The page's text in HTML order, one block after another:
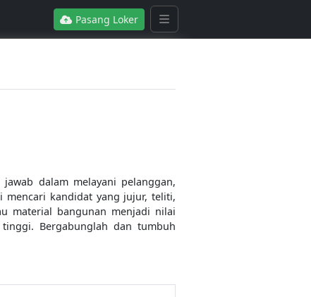
Pasang Loker
dalam melayani pelanggan,
mencari kandidat yang jujur, teliti,
material bangunan menjadi nilai
Bergabunglah dan tumbuh